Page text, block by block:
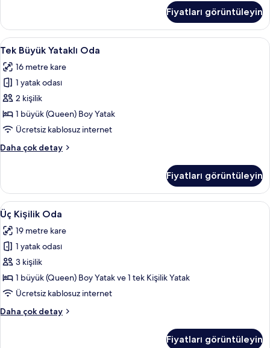
Ayrı
Yataklı
Oda
hakkında
daha
fazla
detay
Fiyatları görüntüleyin
Tek
Büyük
Yataklı
Oda
için
tüm
fotoğrafları
Tek Büyük Yataklı Oda | Masa, ses
4
Tek Büyük Yataklı Oda
16 metre kare
1 yatak odası
2 kişilik
1 büyük (Queen) Boy Yatak
Ücretsiz kablosuz internet
Daha çok detay
Tek
hakkında
daha
fazla
detay
Fiyatları görüntüleyin
Üç
Kişilik
Oda
için
tüm
fotoğrafları
görün
Üç Kişilik Oda | Masa, ses yalıtımı,
4
Üç Kişilik Oda
19 metre kare
1 yatak odası
3 kişilik
1 büyük (Queen) Boy Yatak ve 1 tek Kişilik Yatak
Ücretsiz kablosuz internet
Daha çok detay
Üç
Fiyatları görüntüleyin